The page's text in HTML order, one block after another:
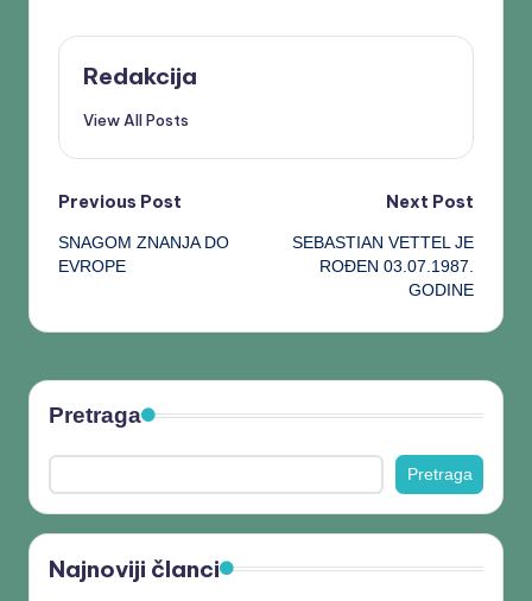
Redakcija
View All Posts
Previous Post
SNAGOM ZNANJA DO
EVROPE
Next Post
SEBASTIAN VETTEL JE
ROĐEN 03.07.1987.
GODINE
Pretraga
Pretraga
Najnoviji članci